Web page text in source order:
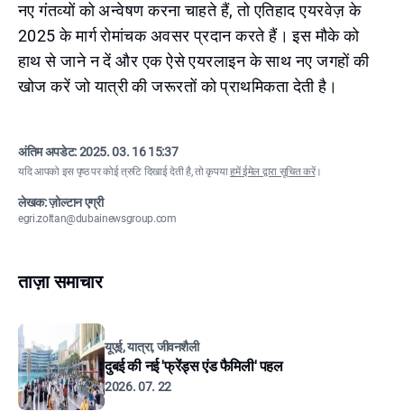
नए गंतव्यों को अन्वेषण करना चाहते हैं, तो एतिहाद एयरवेज़ के
2025 के मार्ग रोमांचक अवसर प्रदान करते हैं। इस मौके को
हाथ से जाने न दें और एक ऐसे एयरलाइन के साथ नए जगहों की
खोज करें जो यात्री की जरूरतों को प्राथमिकता देती है।
अंतिम अपडेट:2025. 03. 16 15:37
यदि आपको इस पृष्ठ पर कोई त्रुटि दिखाई देती है, तो कृपयाहमें ईमेल द्वारा सूचित करें।
लेखक: ज़ोल्टान एग्री
egri.zoltan@dubainewsgroup.com
ताज़ा समाचार
यूएई, यात्रा, जीवनशैली
दुबई की नई 'फ्रेंड्स एंड फैमिली' पहल
2026. 07. 22